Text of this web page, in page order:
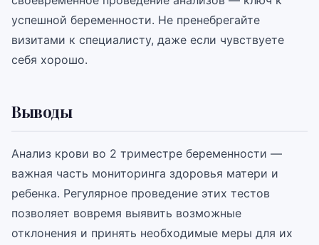
успешной беременности. Не пренебрегайте
визитами к специалисту, даже если чувствуете
себя хорошо.
Выводы
Анализ крови во 2 триместре беременности —
важная часть мониторинга здоровья матери и
ребенка. Регулярное проведение этих тестов
позволяет вовремя выявить возможные
отклонения и принять необходимые меры для их